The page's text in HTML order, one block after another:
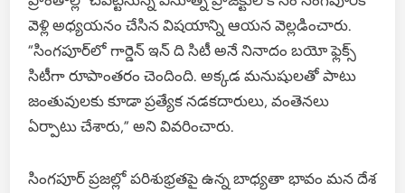
వెళ్లి అధ్యయనం చేసిన విషయాన్ని ఆయన వెల్లడించారు.
“సింగపూర్‌లో గార్డెన్ ఇన్ ది సిటీ అనే నినాదం బయో ఫ్లెక్స్
సిటీగా రూపాంతరం చెందింది. అక్కడ మనుషులతో పాటు
జంతువులకు కూడా ప్రత్యేక నడకదారులు, వంతెనలు
ఏర్పాటు చేశారు,” అని వివరించారు.
సింగపూర్ ప్రజల్లో పరిశుభ్రతపై ఉన్న బాధ్యతా భావం మన దేశ